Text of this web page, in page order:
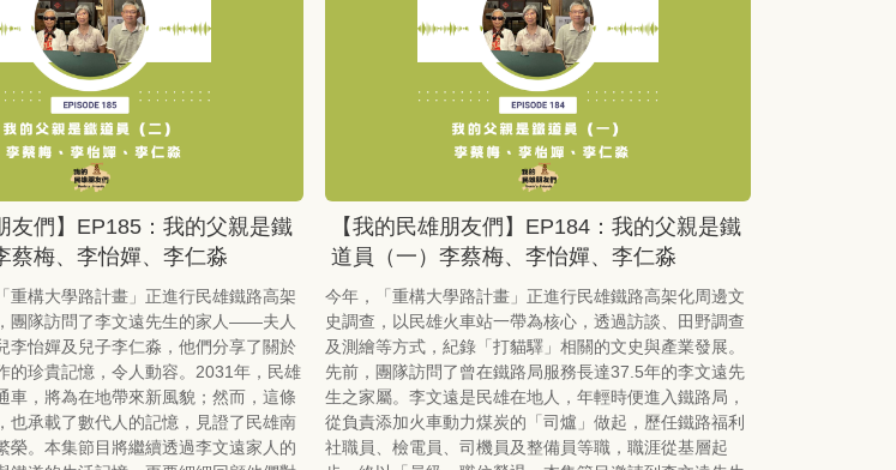
友們】EP185：我的父親是鐵
蔡梅、李怡嬋、李仁淼
重構大學路計畫」正進行民雄鐵路高架
團隊訪問了李文遠先生的家人——夫人
李怡嬋及兒子李仁淼，他們分享了關於
的珍貴記憶，令人動容。2031年，民雄
車，將為在地帶來新風貌；然而，這條
也承載了數代人的記憶，見證了民雄南
榮。本集節目將繼續透過李文遠家人的
【我的民雄朋友們】EP184：我的父親是鐵
道員（一）李蔡梅、李怡嬋、李仁淼
今年，「重構大學路計畫」正進行民雄鐵路高架化周邊文
史調查，以民雄火車站一帶為核心，透過訪談、田野調查
及測繪等方式，紀錄「打貓驛」相關的文史與產業發展。
先前，團隊訪問了曾在鐵路局服務長達37.5年的李文遠先
生之家屬。李文遠是民雄在地人，年輕時便進入鐵路局，
從負責添加火車動力煤炭的「司爐」做起，歷任鐵路福利
社職員、檢電員、司機員及整備員等職，職涯從基層起